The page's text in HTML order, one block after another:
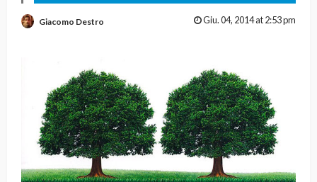
Giacomo Destro Giu. 04, 2014 at 2:53 pm